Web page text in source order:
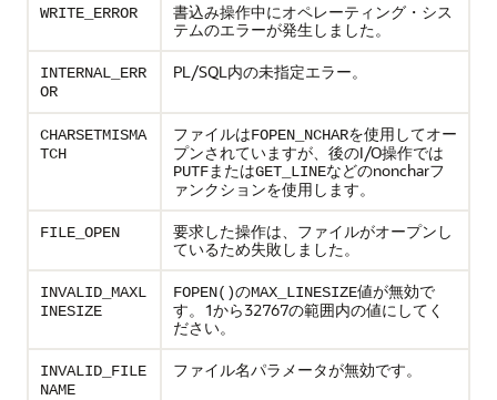
WRITE_ERROR
書込み操作中にオペレーティング・シス
テムのエラーが発生しました。
INTERNAL_ERR
OR
PL/SQL内の未指定エラー。
CHARSETMISMA
TCH
ファイルはFOPEN_NCHARを使用してオー
プンされていますが、後のI/O操作では
PUTFまたはGET_LINEなどのnoncharフ
ァンクションを使用します。
FILE_OPEN
要求した操作は、ファイルがオープンし
ているため失敗しました。
INVALID_MAXL
INESIZE
FOPEN()のMAX_LINESIZE値が無効で
す。1から32767の範囲内の値にしてく
ださい。
INVALID_FILE
NAME
ファイル名パラメータが無効です。